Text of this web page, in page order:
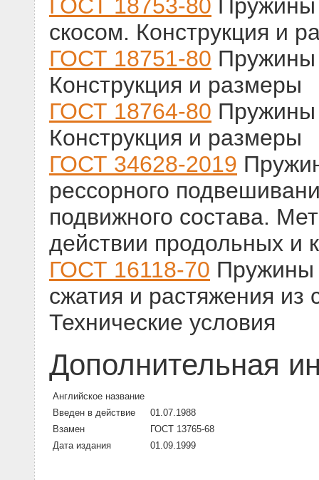
ГОСТ 18753-80 Пружины
скосом. Конструкция и
ГОСТ 18751-80 Пружины
Конструкция и размеры
ГОСТ 18764-80 Пружины
Конструкция и размеры
ГОСТ 34628-2019
рессорного
подвижного состава.
действии продольных и
ГОСТ 16118-70 Пружины
сжатия и растяжения из
Технические условия
Дополнительная
Английское название
Введен в действие
01.07.1988
Взамен
ГОСТ 13765-68
Дата издания
01.09.1999